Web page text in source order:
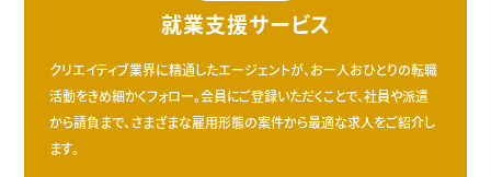
就業支援サービス
クリエイティブ業界に精通したエージェントが、お一人おひとりの転職
活動をきめ細かくフォロー。会員にご登録いただくことで、社員や派遣
から請負まで、さまざまな雇用形態の案件から最適な求人をご紹介し
ます。